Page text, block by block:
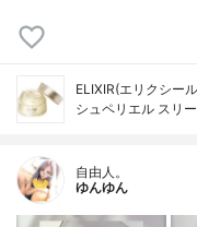
ELIXIR(エリクシー
シュペリエル スリ
自由人。
ゆんゆん